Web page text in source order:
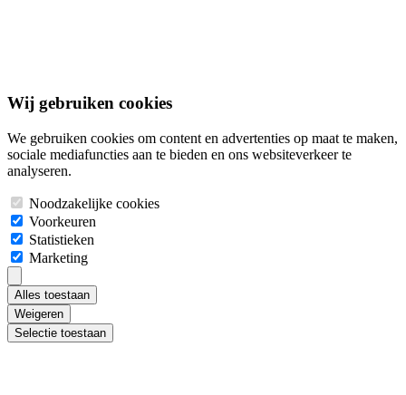
Wij gebruiken cookies
We gebruiken cookies om content en advertenties op maat te maken,
sociale mediafuncties aan te bieden en ons websiteverkeer te
analyseren.
Noodzakelijke cookies
Voorkeuren
Statistieken
Marketing
Alles toestaan
Weigeren
Selectie toestaan